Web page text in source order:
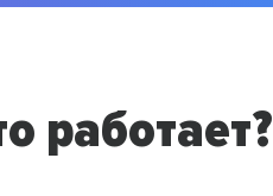
работает?